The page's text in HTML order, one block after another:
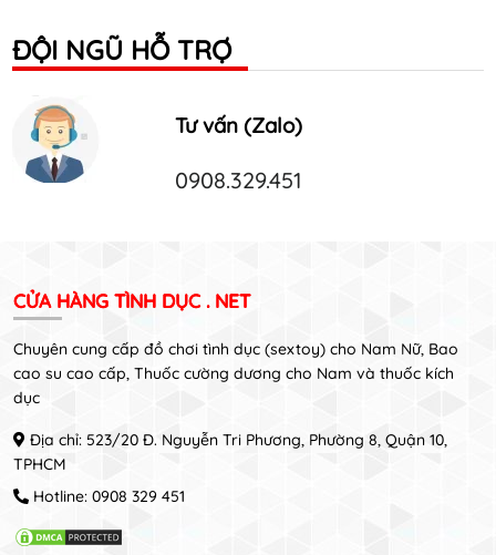
ĐỘI NGŨ HỖ TRỢ
Tư vấn (Zalo)
0908.329.451
CỬA HÀNG TÌNH DỤC . NET
Chuyên cung cấp đồ chơi tình dục (sextoy) cho Nam Nữ, Bao
cao su cao cấp, Thuốc cường dương cho Nam và thuốc kích
dục
Địa chỉ: 523/20 Đ. Nguyễn Tri Phương, Phường 8, Quận 10,
TPHCM
Hotline: 0908 329 451